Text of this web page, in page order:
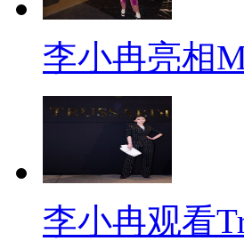
李小冉亮相
李小冉观看